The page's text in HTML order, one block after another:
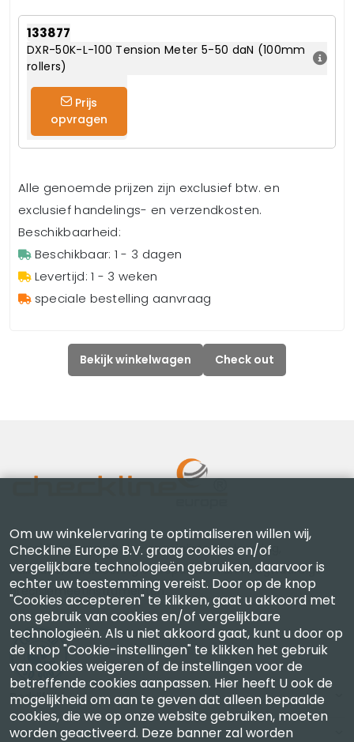
133877
DXR-50K-L-100 Tension Meter 5-50 daN (100mm
rollers)
Prijs
opvragen
Alle genoemde prijzen zijn exclusief btw. en
exclusief handelings- en verzendkosten.
Beschikbaarheid:
Beschikbaar: 1 - 3 dagen
Levertijd: 1 - 3 weken
speciale bestelling aanvraag
Bekijk winkelwagen Check out
Checkline Europe B.V. — specialisten in levering,
kalibratie, certificering en reparatie van hoogwaardige
precisiemeetinstrumenten.
Bedrijf
Account
Om uw winkelervaring te optimaliseren willen wij,
Checkline Europe B.V. graag cookies en/of
vergelijkbare technologieën gebruiken, daarvoor is
echter uw toestemming vereist. Door op de knop
"Cookies accepteren" te klikken, gaat u akkoord met
ons gebruik van cookies en/of vergelijkbare
technologieën. Als u niet akkoord gaat, kunt u door op
de knop "Cookie-instellingen" te klikken het gebruik
van cookies weigeren of de instellingen voor de
betreffende cookies aanpassen. Hier heeft U ook de
mogelijkheid om aan te geven dat alleen bepaalde
cookies, die we op onze website gebruiken, moeten
worden geactiveerd. Deze banner zal worden